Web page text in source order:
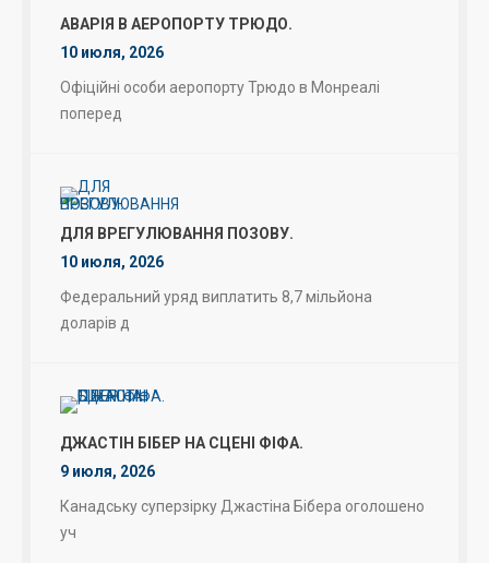
АВАРІЯ В АЕРОПОРТУ ТРЮДО.
10 июля, 2026
Офіційні особи аеропорту Трюдо в Монреалі
поперед
ДЛЯ ВРЕГУЛЮВАННЯ ПОЗОВУ.
10 июля, 2026
Федеральний уряд виплатить 8,7 мільйона
доларів д
ДЖАСТІН БІБЕР НА СЦЕНІ ФІФА.
9 июля, 2026
Канадську суперзірку Джастіна Бібера оголошено
уч